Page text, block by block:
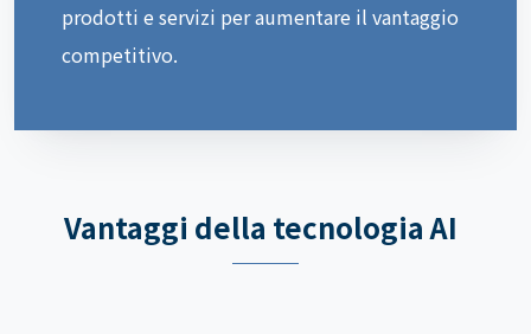
prodotti e servizi per aumentare il vantaggio
competitivo.
Vantaggi della tecnologia AI